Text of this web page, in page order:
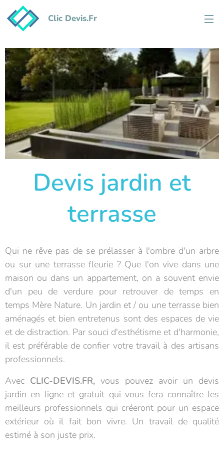
Clic Devis.Fr
Devis jardin et
terrasse
Qui ne rêve pas de se prélasser à l'ombre d'un arbre
ou sur une terrasse fleurie ? Que l'on vive dans une
maison ou dans un appartement, on a souvent envie
d'un peu de verdure pour retrouver de temps en
temps Mère Nature. Un jardin et / ou une terrasse bien
aménagés et bien entretenus sont des espaces de vie
et de distraction. Par souci d'esthétisme et d'harmonie,
il est préférable de confier votre travail à des artisans
professionnels.
Avec CLIC-DEVIS.FR, vous pouvez avoir un devis
jardin en ligne et gratuit qui vous fera connaître les
meilleurs professionnels qui créeront pour un espace
extérieur où il fait bon vivre. Un travail de qualité
estimé à son juste prix.